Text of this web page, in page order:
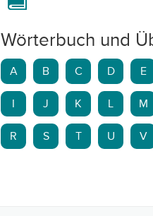
Wörterbuch und
A B C D E
I J K L M
R S T U V